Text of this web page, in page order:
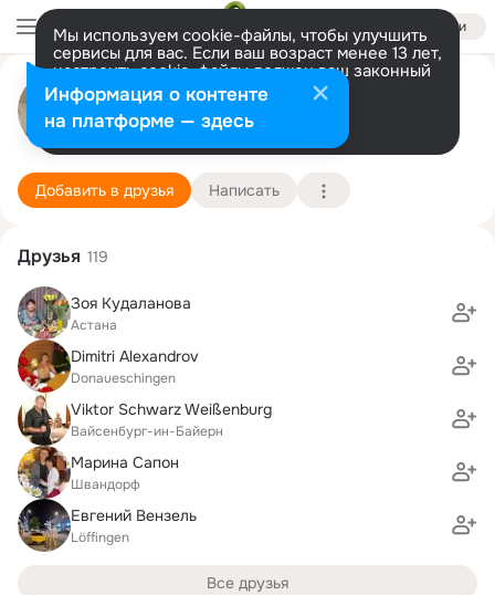
Войти
Мы используем cookie-файлы, чтобы улучшить
сервисы для вас. Если ваш возраст менее 13 лет,
настроить cookie-файлы должен ваш законный
представитель. Больше информации
Разрешить все Настроить
Aлексей Maтвейчук
Donaueschingen
Дамсинская средняя школа им. В. П. Кузьмина
Подробнее
Добавить в друзья Написать
Друзья 119
Зоя Кудаланова
Астана
Dimitri Alexandrov
Donaueschingen
Viktor Schwarz Weißenburg
Вайсенбург-ин-Байерн
Марина Сапон
Швандорф
Евгений Вензель
Löffingen
Все друзья
Информация о контенте
на платформе — здесь